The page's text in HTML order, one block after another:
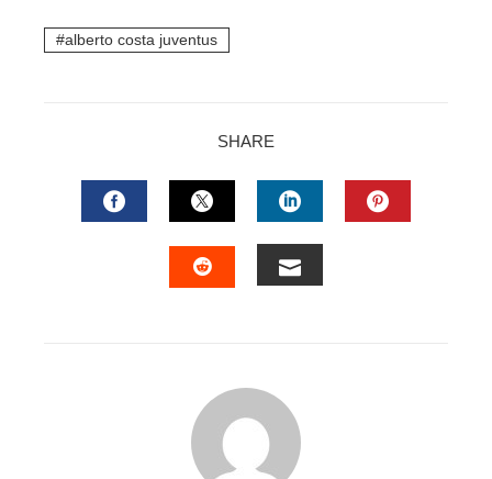
alberto costa juventus
SHARE
FACEBOOKTWITTERLINKEDIN